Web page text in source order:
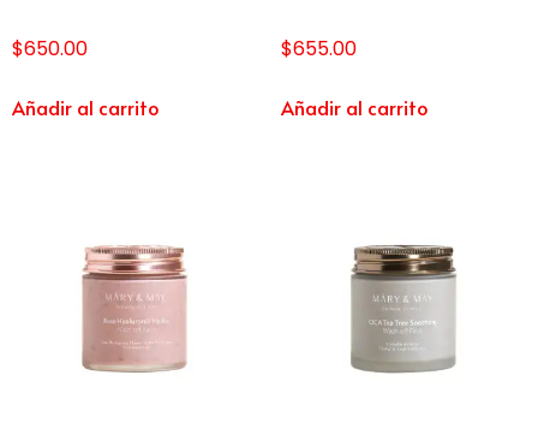
$650.00
Añadir al carrito
$655.00
Añadir al carrito